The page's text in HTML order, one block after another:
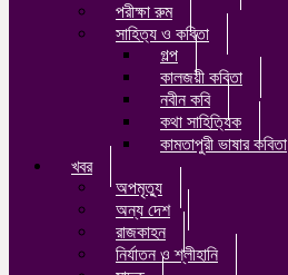
পরীক্ষা রুম
সাহিত‍্য ও কবিতা
গল্প
কালজয়ী কবিতা
নবীন কবি
কথা সাহিত‍্যিক
কামতাপুরী ভাষার কবিতা
খবর
অপমৃত‍্যু
অন্য দেশ
রাজকাহন
নির্যাতন ও শ্লীহানি